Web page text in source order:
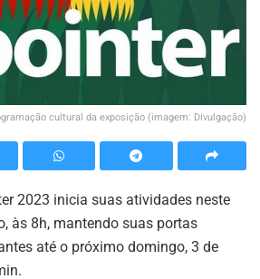
cultural da exposição (imagem: Divulgação)
2023 inicia suas atividades neste
às 8h, mantendo suas portas
até o próximo domingo, 3 de